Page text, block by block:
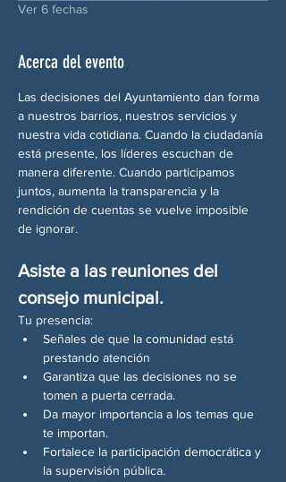
Ver 6 fechas
Acerca del evento
Las decisiones del Ayuntamiento dan forma
a nuestros barrios, nuestros servicios y
nuestra vida cotidiana. Cuando la ciudadanía
está presente, los líderes escuchan de
manera diferente. Cuando participamos
juntos, aumenta la transparencia y la
rendición de cuentas se vuelve imposible
de ignorar.
Asiste a las reuniones del
consejo municipal.
Tu presencia:
Señales de que la comunidad está
prestando atención
Garantiza que las decisiones no se
tomen a puerta cerrada.
Da mayor importancia a los temas que
te importan.
Fortalece la participación democrática y
la supervisión pública.